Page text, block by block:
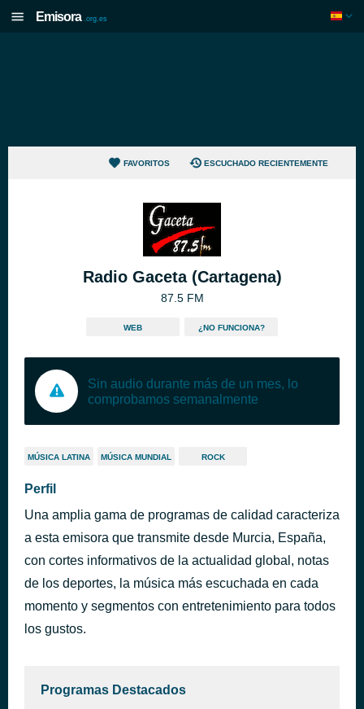
Emisora .org.es
FAVORITOS ESCUCHADO RECIENTEMENTE
Radio Gaceta (Cartagena)
87.5 FM
WEB ¿NO FUNCIONA?
Sin audio durante más de un mes, lo
comprobamos semanalmente
MÚSICA LATINA MÚSICA MUNDIAL ROCK
Perfil
Una amplia gama de programas de calidad caracteriza
a esta emisora que transmite desde Murcia, España,
con cortes informativos de la actualidad global, notas
de los deportes, la música más escuchada en cada
momento y segmentos con entretenimiento para todos
los gustos.
Programas Destacados